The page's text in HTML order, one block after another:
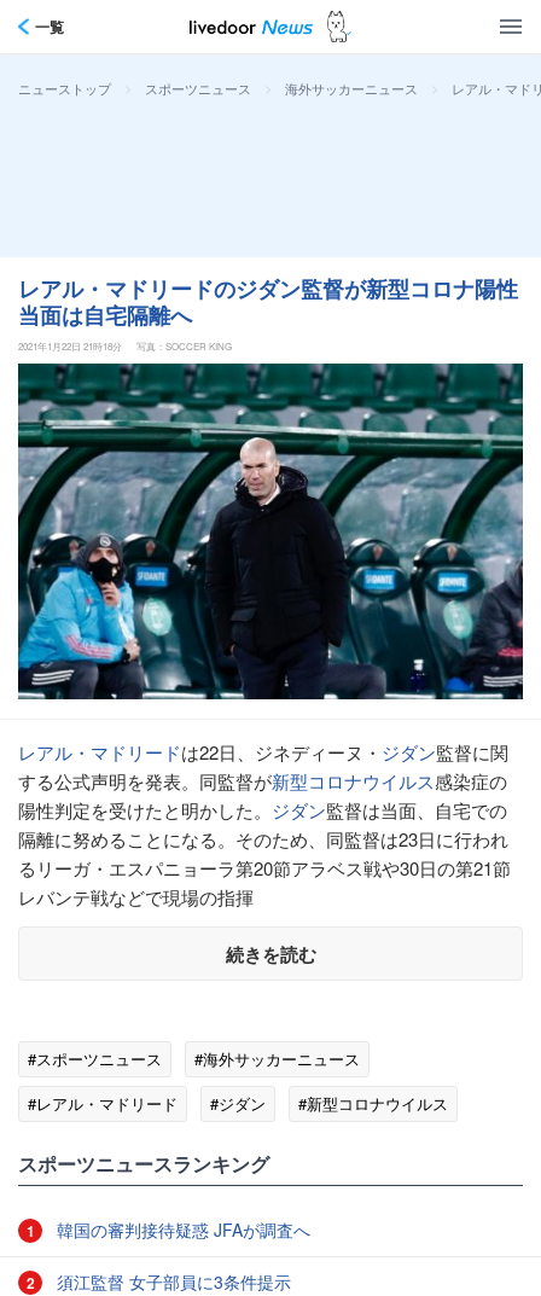
一覧
ニューストップ > スポーツニュース > 海外サッカーニュース > レアル・マド
レアル・マドリードのジダン監督が新型コロナ陽性
当面は自宅隔離へ
2021年1月22日 21時18分 写真：SOCCER KING
レアル・マドリードは22日、ジネディーヌ・ ジダン監督に関
する公式声明を発表。同監督が新型コロナウイルス感染症の
陽性判定を受けたと明かした。 ジダン監督は当面、自宅での
隔離に努めることになる。そのため、同監督は23日に行われ
るリーガ・エスパニョーラ第20節アラベス戦や30日の第21節
レバンテ戦などで現場の指揮
続きを読む
#スポーツニュース
#海外サッカーニュース
#レアル・マドリード
#ジダン #新型コロナウイルス
スポーツニュースランキング
1 韓国の審判接待疑惑 JFAが調査へ
2 須江監督 女子部員に3条件提示